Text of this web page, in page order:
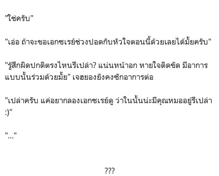
"ใช่ครับ"
"เอ่อ ถ้าจะขอเอกซเรย์ช่วงปอดกับหัวใจตอนนี้ด้วยเลยได้มั้ยครับ"
"รู้สึกผิดปกติตรงไหนรึเปล่า? แน่นหน้าอก หายใจติดขัด มีอาการ
แบบนั้นร่วมด้วยมั้ย" เจฮยองยังคงซักอาการต่อ
"เปล่าครับ แค่อยากลองเอกซเรย์ดู ว่าในนั้นน่ะมีคุณหมออยู่รึเปล่า
:)"
"..."
???